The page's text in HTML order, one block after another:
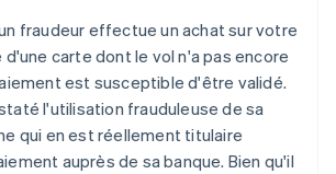
fraudeur effectue un achat sur votre
d'une carte dont le vol n'a pas encore
est susceptible d'être validé.
l'utilisation frauduleuse de sa
qui en est réellement titulaire
auprès de sa banque. Bien qu'il